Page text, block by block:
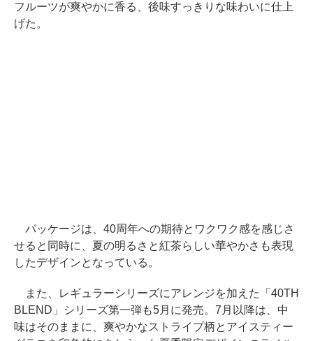
フルーツが爽やかに香る、後味すっきりな味わいに仕上
げた。
パッケージは、40周年への期待とワクワク感を感じさ
せると同時に、夏の明るさと紅茶らしい華やかさも表現
したデザインとなっている。
また、レギュラーシリーズにアレンジを加えた「40TH
BLEND」シリーズ第一弾も5月に発売。7月以降は、中
味はそのままに、爽やかなストライプ柄とアイスティー